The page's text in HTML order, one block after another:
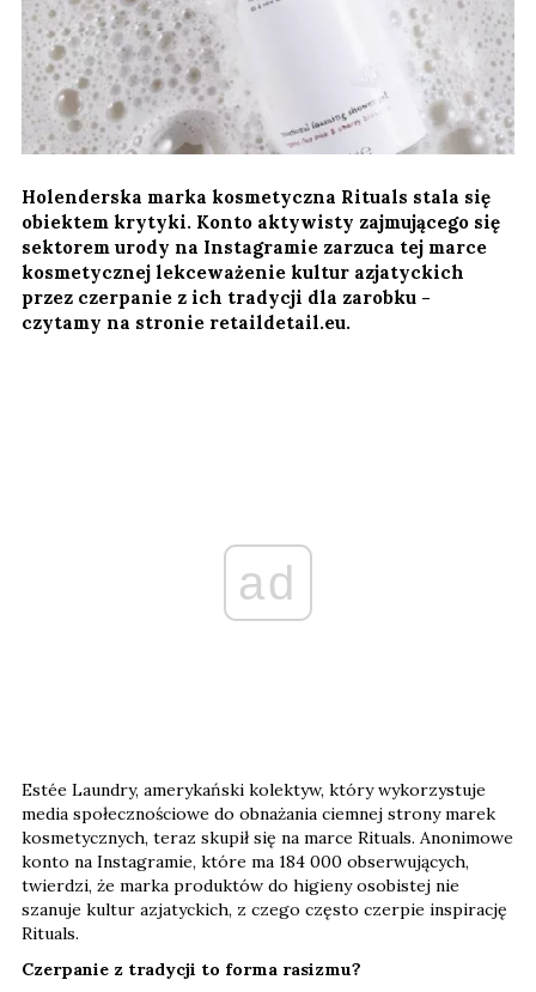
Holenderska marka kosmetyczna Rituals stala się
obiektem krytyki. Konto aktywisty zajmującego się
sektorem urody na Instagramie zarzuca tej marce
kosmetycznej lekceważenie kultur azjatyckich
przez czerpanie z ich tradycji dla zarobku -
czytamy na stronie retaildetail.eu.
ad
Estée Laundry, amerykański kolektyw, który wykorzystuje
media społecznościowe do obnażania ciemnej strony marek
kosmetycznych, teraz skupił się na marce Rituals. Anonimowe
konto na Instagramie, które ma 184 000 obserwujących,
twierdzi, że marka produktów do higieny osobistej nie
szanuje kultur azjatyckich, z czego często czerpie inspirację
Rituals.
Czerpanie z tradycji to forma rasizmu?